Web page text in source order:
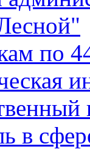
по
в